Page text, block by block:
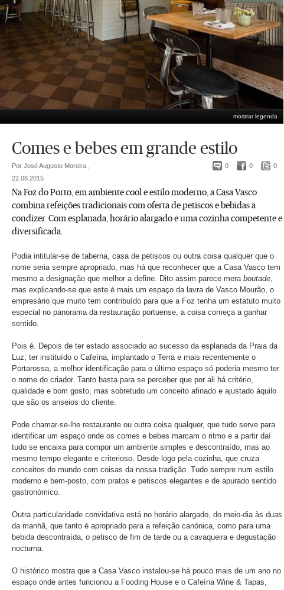
mostrar legenda
Comes e bebes em grande estilo
0 0 0
Por José Augusto Moreira ,
22.08.2015
Na Foz do Porto, em ambiente cool e estilo moderno, a Casa Vasco
combina refeições tradicionais com oferta de petiscos e bebidas a
condizer. Com esplanada, horário alargado e uma cozinha competente e
diversificada.
Podia intitular-se de taberna, casa de petiscos ou outra coisa qualquer que o
nome seria sempre apropriado, mas há que reconhecer que a Casa Vasco tem
mesmo a designação que melhor a define. Dito assim parece mera boutade
mas explicando-se que este é mais um espaço da lavra de Vasco Mourão, o
empresário que muito tem contribuído para que a Foz tenha um estatuto muito
especial no panorama da restauração portuense, a coisa começa a ganhar
sentido.
Pois é. Depois de ter estado associado ao sucesso da esplanada da Praia da
Luz, ter instituído o Cafeína, implantado o Terra e mais recentemente o
Portarossa, a melhor identificação para o último espaço só poderia mesmo ter
o nome do criador. Tanto basta para se perceber que por ali há critério,
qualidade e bom gosto, mas sobretudo um conceito afinado e ajustado àquilo
que são os anseios do cliente.
Pode chamar-se-lhe restaurante ou outra coisa qualquer, que tudo serve para
identificar um espaço onde os comes e bebes marcam o ritmo e a partir daí
tudo se encaixa para compor um ambiente simples e descontraído, mas ao
mesmo tempo elegante e criterioso. Desde logo pela cozinha, que cruza
conceitos do mundo com coisas da nossa tradição. Tudo sempre num estilo
moderno e bem-posto, com pratos e petiscos elegantes e de apurado sentido
gastronómico.
Outra particularidade convidativa está no horário alargado, do meio-dia às duas
da manhã, que tanto é apropriado para a refeição canónica, como para uma
bebida descontraída, o petisco de fim de tarde ou a cavaqueira e degustação
nocturna.
O histórico mostra que a Casa Vasco instalou-se há pouco mais de um ano no
espaço onde antes funcionou a Fooding House e o Cafeína Wine & Tapas,